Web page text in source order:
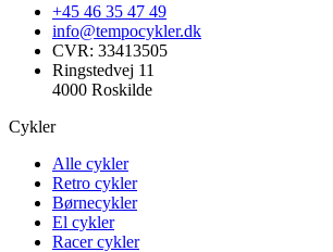
+45 46 35 47 49
info@tempocykler.dk
CVR: 33413505
Ringstedvej 11
4000 Roskilde
Cykler
Alle cykler
Retro cykler
Børnecykler
El cykler
Racer cykler